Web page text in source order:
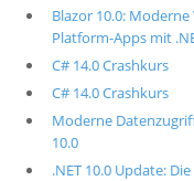
Blazor 10.0:
Platform-Apps mit
C# 14.0 Crashkurs
C# 14.0 Crashkurs
Moderne
10.0
.NET 10.0 Update: